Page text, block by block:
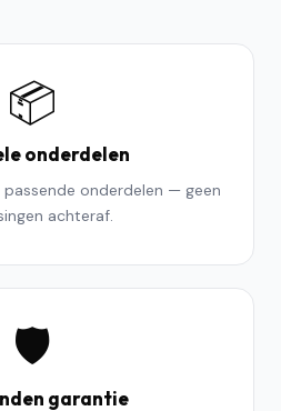
📦
onderdelen
passende onderdelen — geen
achteraf.
🛡️
garantie